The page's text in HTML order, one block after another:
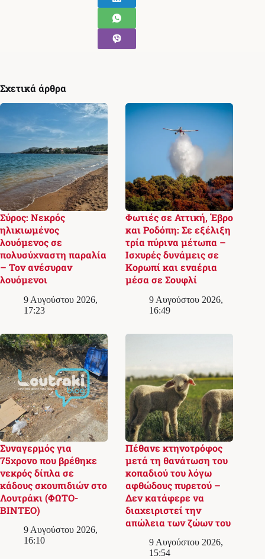
Σχετικά άρθρα
Σύρος: Νεκρός
ηλικιωμένος
λουόμενος σε
πολυσύχναστη παραλία
– Τον ανέσυραν
λουόμενοι
9 Αυγούστου 2026,
17:23
Φωτιές σε Αττική, Έβρο
και Ροδόπη: Σε εξέλιξη
τρία πύρινα μέτωπα –
Ισχυρές δυνάμεις σε
Κορωπί και εναέρια
μέσα σε Σουφλί
9 Αυγούστου 2026,
16:49
Συναγερμός για
75χρονο που βρέθηκε
νεκρός δίπλα σε
κάδους σκουπιδιών στο
Λουτράκι (ΦΩΤΟ-
ΒΙΝΤΕΟ)
9 Αυγούστου 2026,
16:10
Πέθανε κτηνοτρόφος
μετά τη θανάτωση του
κοπαδιού του λόγω
αφθώδους πυρετού –
Δεν κατάφερε να
διαχειριστεί την
απώλεια των ζώων του
9 Αυγούστου 2026,
15:54